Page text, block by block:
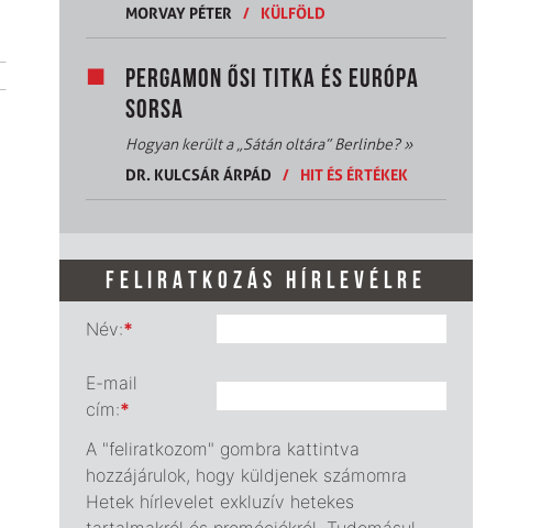
MORVAY PÉTER
/ KÜLFÖLD
PERGAMON ŐSI TITKA ÉS EURÓPA
SORSA
Hogyan került a „Sátán oltára” Berlinbe?»
DR. KULCSÁR ÁRPÁD
/ HIT ÉS ÉRTÉKEK
FELIRATKOZÁS HÍRLEVÉLRE
Név:*
E-mail
cím:*
A "feliratkozom" gombra kattintva
hozzájárulok, hogy küldjenek számomra
Hetek hírlevelet exkluzív hetekes